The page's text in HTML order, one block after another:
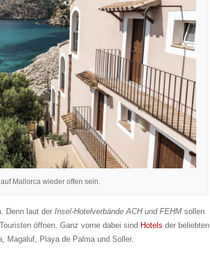
Mallorca wieder offen sein.
Denn laut der Insel-Hotelverbände ACH und FEHM sollen
öffnen. Ganz vorne dabei sind Hotels der beliebten
Magaluf, Playa de Palma und Soller.